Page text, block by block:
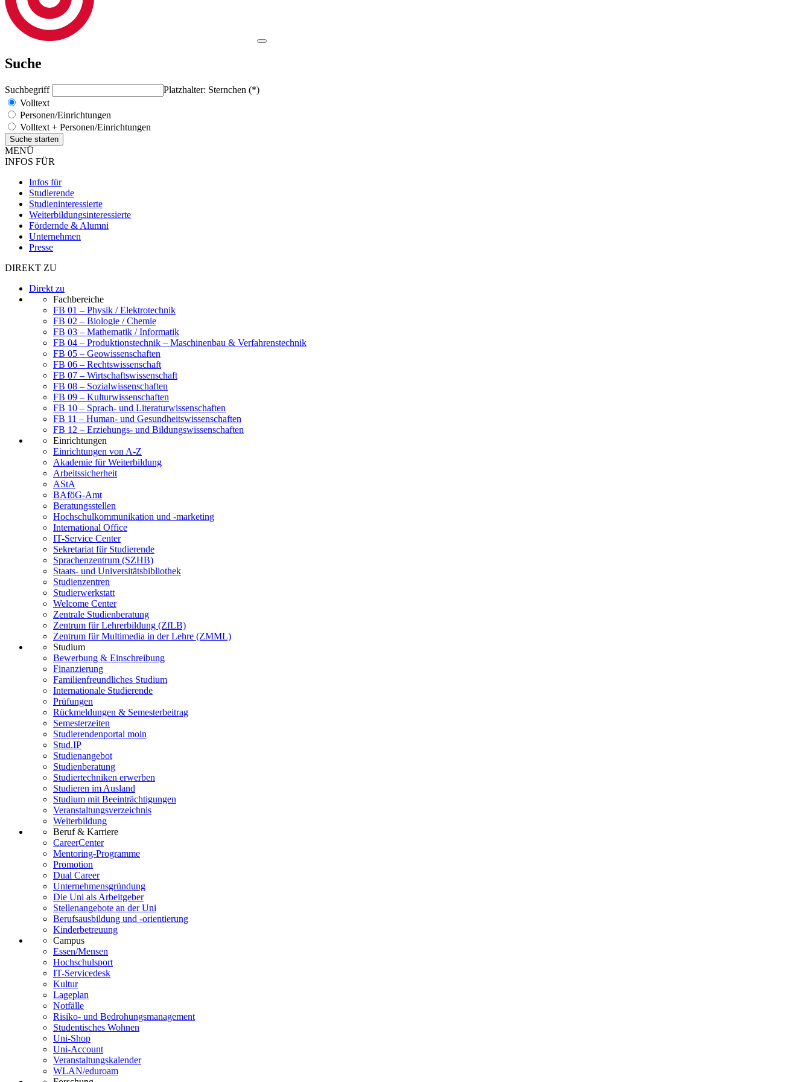
Suche
Suchbegriff
Platzhalter: Sternchen (*)
Volltext
Personen/Einrichtungen
Volltext + Personen/Einrichtungen
MENÜ
INFOS FÜR
Infos für
Studierende
Studieninteressierte
Weiterbildungsinteressierte
Fördernde & Alumni
Unternehmen
Presse
DIREKT ZU
Direkt zu
Fachbereiche
FB 01 – Physik / Elektrotechnik
FB 02 – Biologie / Chemie
FB 03 – Mathematik / Informatik
FB 04 – Produktionstechnik – Maschinenbau & Verfahrenstechnik
FB 05 – Geowissenschaften
FB 06 – Rechtswissenschaft
FB 07 – Wirtschaftswissenschaft
FB 08 – Sozialwissenschaften
FB 09 – Kulturwissenschaften
FB 10 – Sprach- und Literaturwissenschaften
FB 11 – Human- und Gesundheitswissenschaften
FB 12 – Erziehungs- und Bildungswissenschaften
Einrichtungen
Einrichtungen von A-Z
Akademie für Weiterbildung
Arbeitssicherheit
AStA
BAföG-Amt
Beratungsstellen
Hochschulkommunikation und -marketing
International Office
IT-Service Center
Sekretariat für Studierende
Sprachenzentrum (SZHB)
Staats- und Universitätsbibliothek
Studienzentren
Studierwerkstatt
Welcome Center
Zentrale Studienberatung
Zentrum für Lehrerbildung (ZfLB)
Zentrum für Multimedia in der Lehre (ZMML)
Studium
Bewerbung & Einschreibung
Finanzierung
Familienfreundliches Studium
Internationale Studierende
Prüfungen
Rückmeldungen & Semesterbeitrag
Semesterzeiten
Studierendenportal moin
Stud.IP
Studienangebot
Studienberatung
Studiertechniken erwerben
Studieren im Ausland
Studium mit Beeinträchtigungen
Veranstaltungsverzeichnis
Weiterbildung
Beruf & Karriere
CareerCenter
Mentoring-Programme
Promotion
Dual Career
Unternehmensgründung
Die Uni als Arbeitgeber
Stellenangebote an der Uni
Berufsausbildung und -orientierung
Kinderbetreuung
Campus
Essen/Mensen
Hochschulsport
IT-Servicedesk
Kultur
Lageplan
Notfälle
Risiko- und Bedrohungsmanagement
Studentisches Wohnen
Uni-Shop
Uni-Account
Veranstaltungskalender
WLAN/eduroam